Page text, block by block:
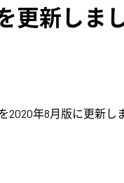
更新しま
2020年8月版に更新し